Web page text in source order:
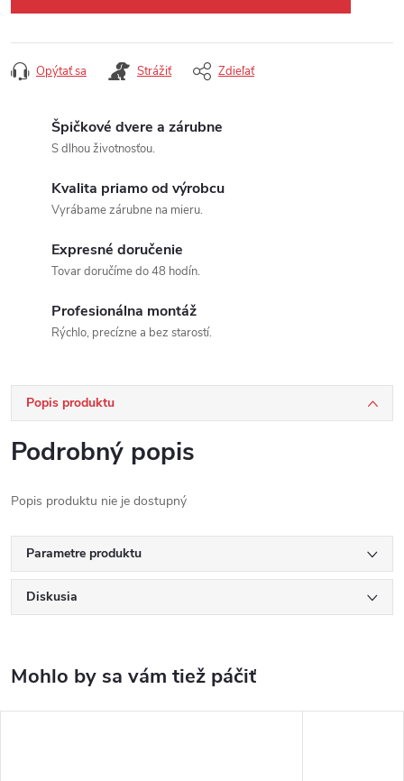
Opýtať sa Strážiť Zdieľať
Špičkové dvere a zárubne
S dlhou životnosťou.
Kvalita priamo od výrobcu
Vyrábame zárubne na mieru.
Expresné doručenie
Tovar doručíme do 48 hodín.
Profesionálna montáž
Rýchlo, precízne a bez starostí.
Popis produktu
Podrobný popis
Popis produktu nie je dostupný
Parametre produktu
Diskusia